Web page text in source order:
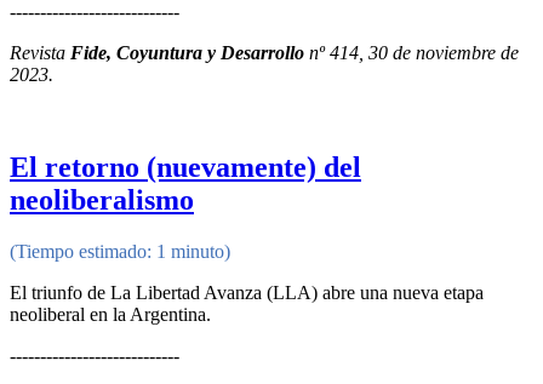
----------------------------
Revista Fide, Coyuntura y Desarrollo nº 414, 30 de noviembre de
2023.
El retorno (nuevamente) del
neoliberalismo
(Tiempo estimado: 1 minuto)
El triunfo de La Libertad Avanza (LLA) abre una nueva etapa
neoliberal en la Argentina.
----------------------------